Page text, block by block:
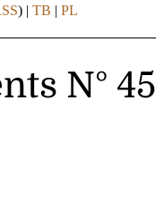
) | TB | PL
N° 45